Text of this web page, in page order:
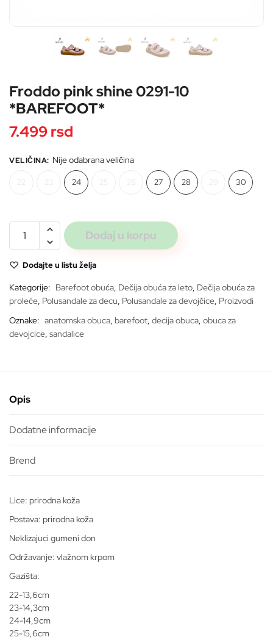
Froddo pink shine 0291-10
*BAREFOOT*
7.499rsd
VELIČINA: Nije odabrana veličina
24 27 28 30
pink
0291-
10
*BAREFOOT*
količina
Dodaj u korpu
Dodajte u listu želja
Kategorije: Barefoot obuća, Dečija obuća za leto, Dečija obuća za
proleće, Polusandale za decu, Polusandale za devojčice, Proizvodi
Oznake: anatomska obuca, barefoot, decija obuca, obuca za
devojcice, sandalice
Pošaljite
Opis
Dodatne informacije
Lice: prirodna koža
Postava: prirodna koža
Neklizajuci gumeni don
Održavanje: vlažnom krpom
Gazišta:
22-13,6cm
23-14,3cm
24-14,9cm
25-15,6cm